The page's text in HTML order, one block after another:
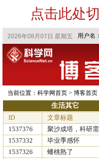
点击此处
当前位置： 科学网首页 > 博客首页
生活其它
ID
文章标题
1537376
聚沙成塔，科研
1537332
毕业季感怀
1537326
蟠桃熟了